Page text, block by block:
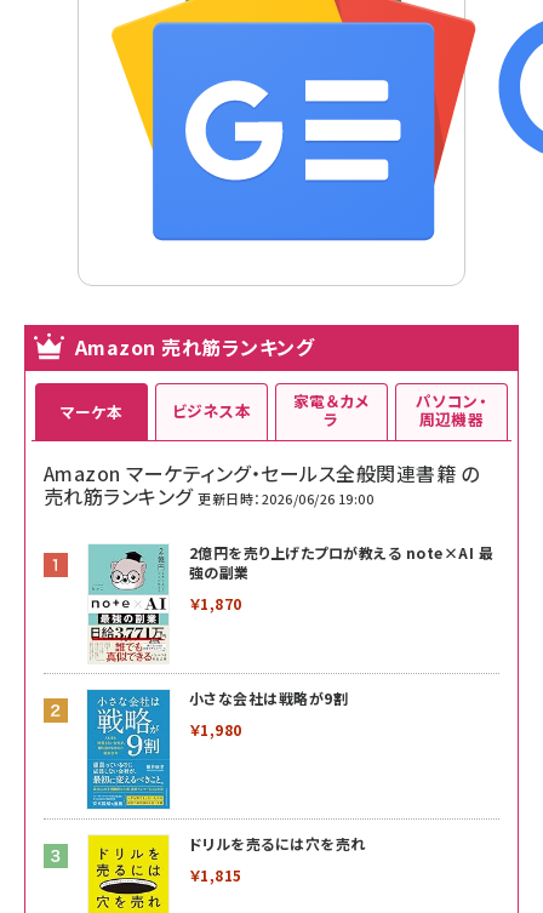
Amazon 売れ筋ランキング
マーケ本
Amazon マーケティング・セールス全般関連書籍 の
売れ筋ランキング 更新日時：2026/06/26 19:00
2億円を売り上げたプロが教える note×AI 最
強の副業
￥1,870
小さな会社は戦略が9割
￥1,980
ドリルを売るには穴を売れ
￥1,815
ビジネス本 家電＆カメ
ラ
パソコン・
周辺機器